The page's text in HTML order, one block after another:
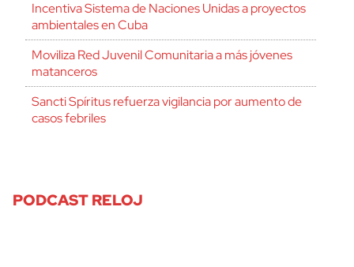
Incentiva Sistema de Naciones Unidas a proyectos
ambientales en Cuba
Moviliza Red Juvenil Comunitaria a más jóvenes
matanceros
Sancti Spíritus refuerza vigilancia por aumento de
casos febriles
PODCAST RELOJ